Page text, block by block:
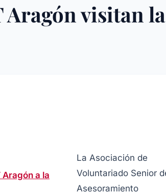
visitan
La Asociación de
Voluntariado Senior
Asesoramiento